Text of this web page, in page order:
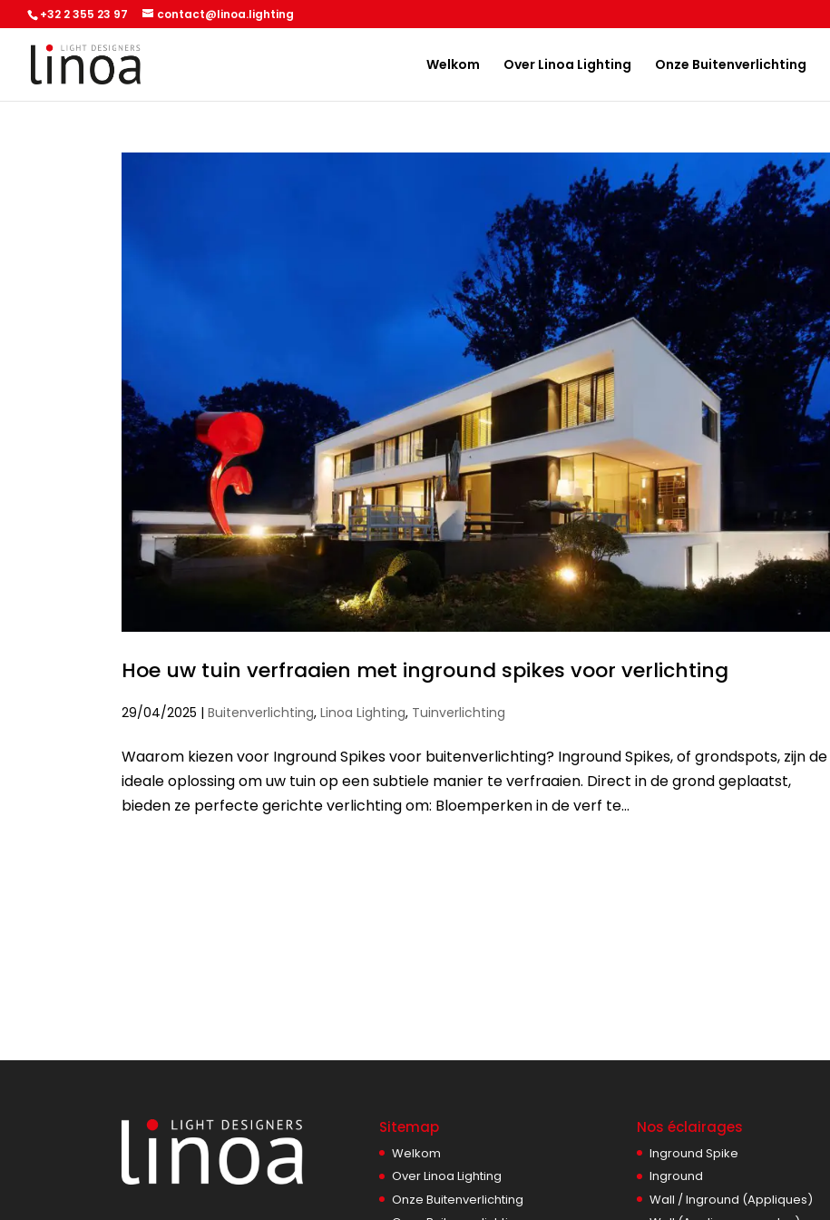
+32 2 355 23 97 contact@linoa.lighting
Welkom Over Linoa Lighting Onze Buitenverlichting
Hoe uw tuin verfraaien met inground spikes voor verlichting
29/04/2025 |Buitenverlichting,Linoa Lighting, Tuinverlichting
Waarom kiezen voor Inground Spikes voor buitenverlichting? Inground Spikes, of grondspots, zijn de
ideale oplossing om uw tuin op een subtiele manier te verfraaien. Direct in de grond geplaatst,
bieden ze perfecte gerichte verlichting om: Bloemperken in de verf te...
Sitemap
Welkom
Over Linoa Lighting
Onze Buitenverlichting
Nos éclairages
Inground Spike
Inground
Wall / Inground (Appliques)